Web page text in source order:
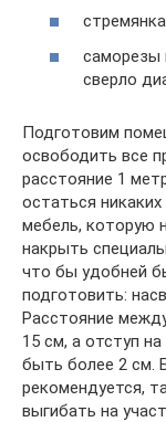
стремянка
саморезы
сверло
Подготовим
освободить все
расстояние 1
остаться
мебель, которую
накрыть
что бы удобней
подготовить:
Расстояние
15 см, а отступ
быть более 2 см.
рекомендуется,
выгибать на